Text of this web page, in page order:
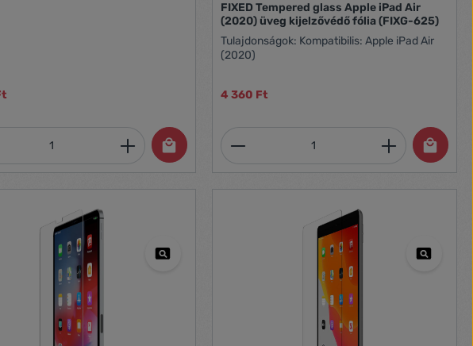
mennyiséget, vagy használja a gombokat a
Adja meg a kívánt mennyiséget, vagy
FIXED Tempered glass Apple iPad Air
(2020) üveg kijelzővédő fólia (FIXG-625)
Tulajdonságok: Kompatibilis: Apple iPad Air
(2020)
4 360 Ft
Termékmennyiség: Adja